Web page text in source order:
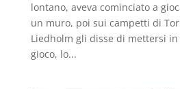
lontano, aveva cominciato a
un muro, poi sui campetti di
Liedholm gli disse di mettersi
gioco, lo...